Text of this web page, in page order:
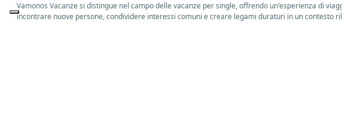
Vamonos Vacanze si distingue nel campo delle vacanze per single, offrendo un'esperienza di
incontrare nuove persone, condividere interessi comuni e creare legami duraturi in un contesto